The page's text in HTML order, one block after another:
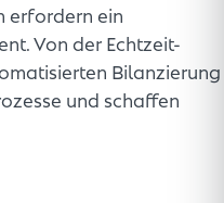
erfordern ein
Von der Echtzeit-
Bilanzierung
und schaffen